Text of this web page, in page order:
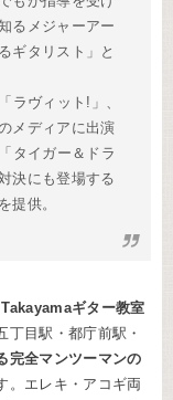
るメジャーアー
ギタリスト」と
ラヴィット!」、
メディアに出演
タイガー＆ドラ
決にも登場する
提供。
ギター教室
丁目駅・都庁前駅・
完全マンツーマンの
。エレキ・アコギ両